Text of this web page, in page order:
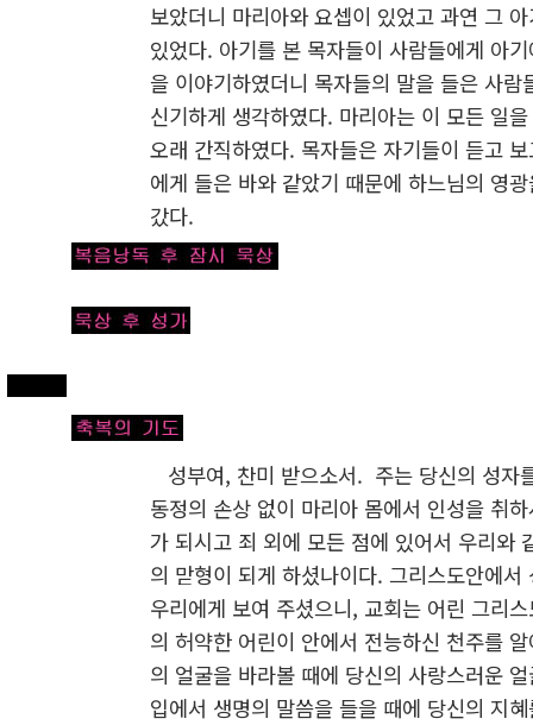
보았더니 마리아와 요셉이 있었고 과연 그
있었다. 아기를 본 목자들이 사람들에게 아
을 이야기하였더니 목자들의 말을 들은 사람
신기하게 생각하였다. 마리아는 이 모든 일
오래 간직하였다. 목자들은 자기들이 듣고
에게 들은 바와 같았기 때문에 하느님의 영
갔다.
성부여, 찬미 받으소서. 주는 당신의 성자
동정의 손상 없이 마리아 몸에서 인성을 취
가 되시고 죄 외에 모든 점에 있어서 우리와
의 맏형이 되게 하셨나이다. 그리스도안에서
우리에게 보여 주셨으니, 교회는 어린 그리
의 허약한 어린이 안에서 전능하신 천주를
의 얼굴을 바라볼 때에 당신의 사랑스러운
입에서 생명의 말씀을 들을 때에 당신의 지